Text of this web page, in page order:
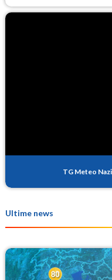
TG Meteo
Ultime news